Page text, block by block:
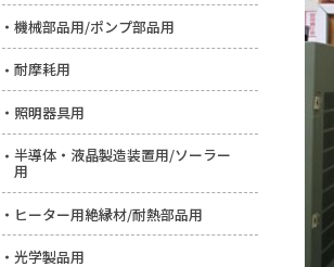
機械部品用/ポンプ部品用
耐摩耗用
照明器具用
半導体・液晶製造装置用/ソーラー
用
ヒーター用絶縁材/耐熱部品用
光学製品用